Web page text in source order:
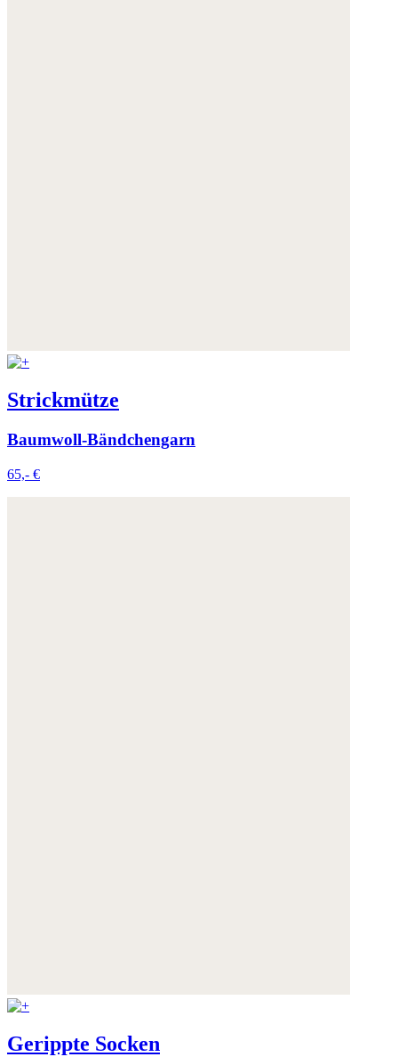
Strickmütze
Baumwoll-Bändchengarn
65,- €
Gerippte Socken